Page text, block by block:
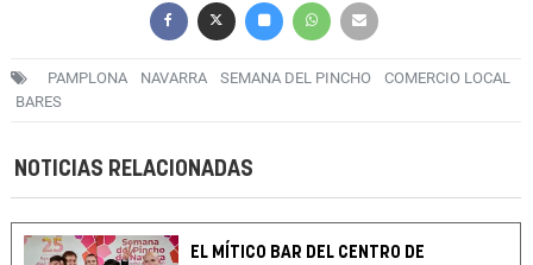
PAMPLONA NAVARRA SEMANA DEL PINCHO
COMERCIO LOCAL
BARES
NOTICIAS RELACIONADAS
EL MÍTICO BAR DEL CENTRO DE